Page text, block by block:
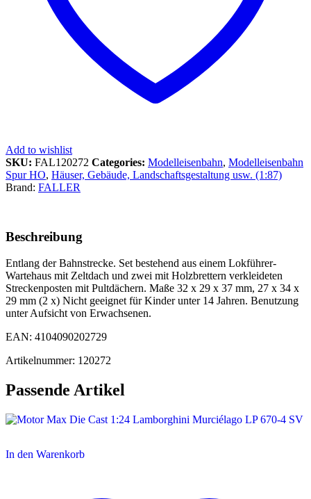
Add to wishlist
SKU: FAL120272 Categories: Modelleisenbahn, Modelleisenbahn
Spur HO, Häuser, Gebäude, Landschaftsgestaltung usw. (1:87)
Brand: FALLER
Beschreibung
Entlang der Bahnstrecke. Set bestehend aus einem Lokführer-
Wartehaus mit Zeltdach und zwei mit Holzbrettern verkleideten
Streckenposten mit Pultdächern. Maße 32 x 29 x 37 mm, 27 x 34 x
29 mm (2 x) Nicht geeignet für Kinder unter 14 Jahren. Benutzung
unter Aufsicht von Erwachsenen.
EAN: 4104090202729
Artikelnummer: 120272
Passende Artikel
In den Warenkorb